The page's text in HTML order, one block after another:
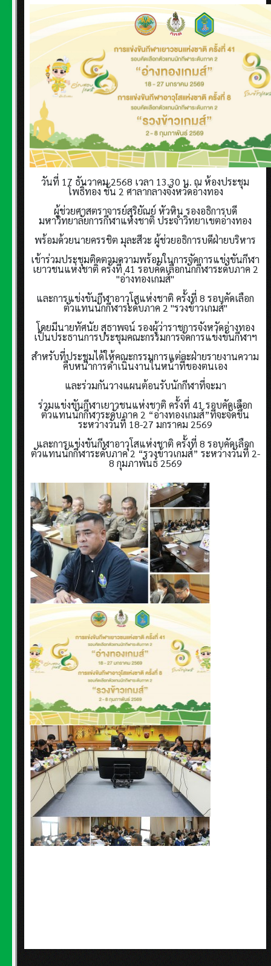
วันที่ 17 ธันวาคม 2568 เวลา 13.30 น. ณ ห้องประชุม
โพธิ์ทอง ชั้น 2 ศาลากลางจังหวัดอ่างทอง
ผู้ช่วยศาสตราจารย์สุริยัณย์ หัวหิน รองอธิการบดี
มหาวิทยาลัยการกีฬาแห่งชาติประจำวิทยาเขตอ่างทอง
พร้อมด้วยนายครรชิต มุละสีวะ ผู้ช่วยอธิการบดีฝ่ายบริหาร
เข้าร่วมประชุมติดตามความพร้อมในการจัดการแข่งขันกีฬา
เยาวชนแห่งชาติ ครั้งที่ 41 รอบคัดเลือกนักกีฬาระดับภาค 2
"อ่างทองเกมส์"
และการแข่งขันกีฬาอาวุโสแห่งชาติ ครั้งที่ 8 รอบคัดเลือก
ตัวแทนนักกีฬาระดับภาค 2 "รวงข้าวเกมส์"
โดยมีนายทัศนัย สุธาพจน์ รองผู้ว่าราชการจังหวัดอ่างทอง
เป็นประธานการประชุมคณะกรรมการจัดการแข่งขันกีฬาฯ
สำหรับที่ประชุมได้ให้คณะกรรมการแต่ละฝ่ายรายงานความ
คืบหน้าการดำเนินงานในหน้าที่ของตนเอง
และร่วมกันวางแผนต้อนรับนักกีฬาที่จะมา
ร่วมแข่งขันกีฬาเยาวชนแห่งชาติ ครั้งที่ 41 รอบคัดเลือก
ตัวแทนนักกีฬาระดับภาค 2 “อ่างทองเกมส์”ที่จะจัดขึ้น
ระหว่างวันที่ 18-27 มกราคม 2569
และการแข่งขันกีฬาอาวุโสแห่งชาติ ครั้งที่ 8 รอบคัดเลือก
ตัวแทนนักกีฬาระดับภาค 2 “รวงข้าวเกมส์” ระหว่างวันที่ 2-
8 กุมภาพันธ์ 2569